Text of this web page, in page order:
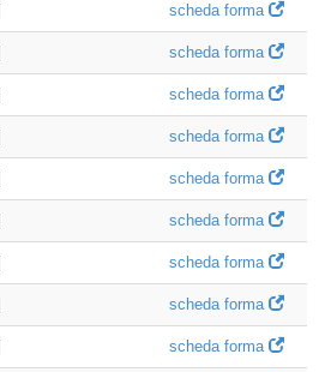
scheda forma
scheda forma
scheda forma
scheda forma
scheda forma
scheda forma
scheda forma
scheda forma
scheda forma